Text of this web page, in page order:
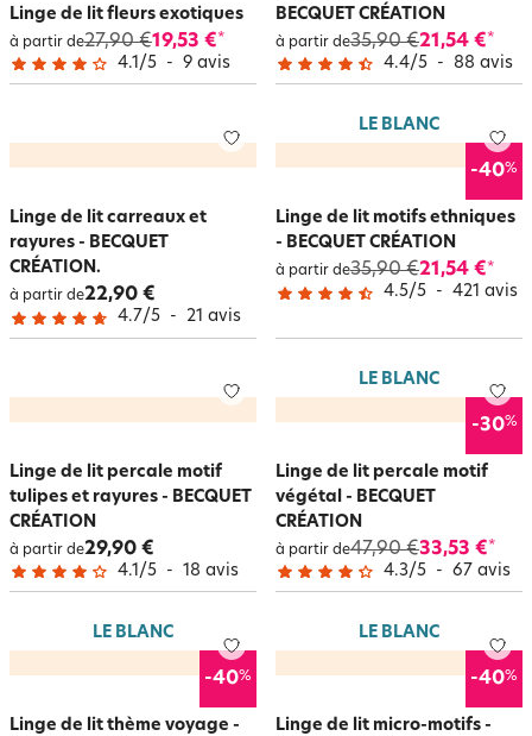
Linge de lit fleurs exotiques
à partir de27,90 €19,53 €*
4.1 /5 - 9 avis
BECQUET CRÉATION
à partir de35,90 €21,54 €*
4.4/5 - 88 avis
Linge de lit carreaux et
rayures - BECQUET
CRÉATION.
à partir de22,90 €
4.7/5 - 21 avis
LE BLANC
-40%
Linge de lit motifs ethniques
- BECQUET CRÉATION
à partir de35,90 €21,54 €*
4.5/5 - 421 avis
Linge de lit percale motif
tulipes et rayures - BECQUET
CRÉATION
à partir de29,90 €
4.1 /5 - 18 avis
LE BLANC
-30%
Linge de lit percale motif
végétal - BECQUET
CRÉATION
à partir de47,90 €33,53 €*
4.3/5 - 67 avis
LE BLANC
-40%
Linge de lit thème voyage -
LE BLANC
-40%
Linge de lit micro-motifs -